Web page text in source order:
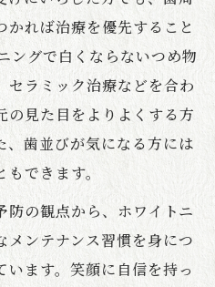
れば治療を優先すること
ングで白くならないつめ物
セラミック治療などを合わ
の見た目をよりよくする方
、歯並びが気になる方には
できます。
の観点から、ホワイトニ
メンテナンス習慣を身につ
ます。笑顔に自信を持っ